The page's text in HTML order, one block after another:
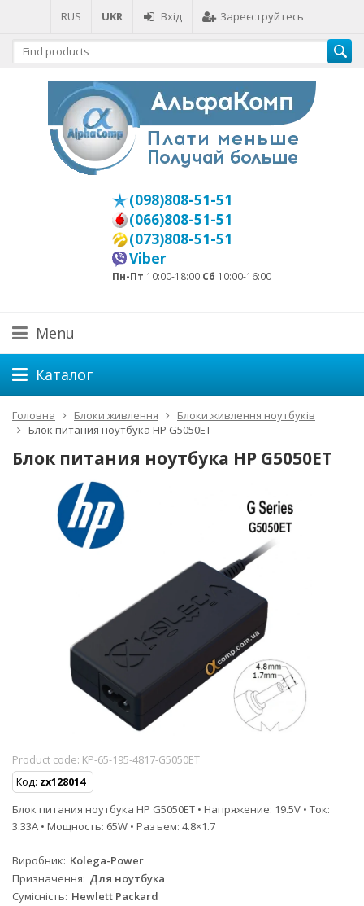
RUS UKR Вхід Зареєструйтесь
(098)808-51-51
(066)808-51-51
(073)808-51-51
Viber
Пн-Пт 10:00-18:00 Сб 10:00-16:00
Menu
Каталог
Головна Блоки живлення
Блоки живлення ноутбуків
Блок питания ноутбука HP G5050ET
Блок питания ноутбука HP G5050ET
Product code: KP-65-195-4817-G5050ET
Код: zx128014
Блок питания ноутбука HP G5050ET • Напряжение: 19.5V • Ток:
3.33A • Мощность: 65W • Разъем: 4.8×1.7
Виробник Kolega-Power
Призначення Для ноутбука
Сумісність Hewlett Packard